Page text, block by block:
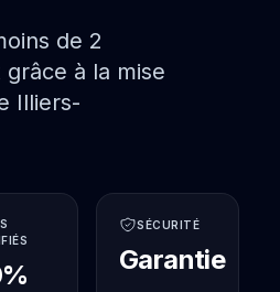
de 2
à la mise
Illiers-
SÉCURITÉ
Garantie